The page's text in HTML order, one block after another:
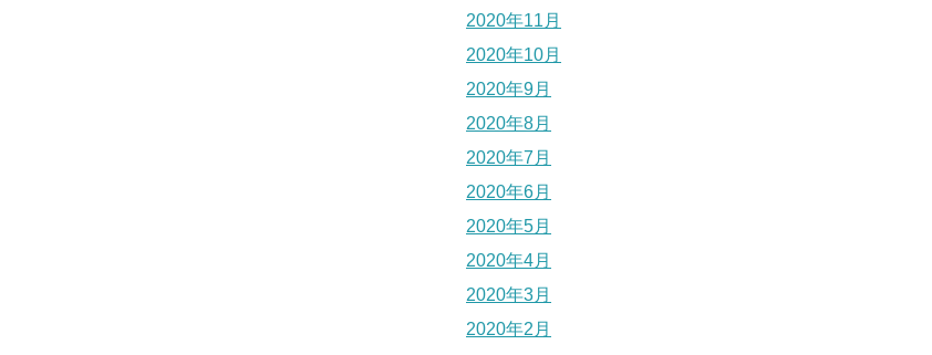
2020年11月
2020年10月
2020年9月
2020年8月
2020年7月
2020年6月
2020年5月
2020年4月
2020年3月
2020年2月